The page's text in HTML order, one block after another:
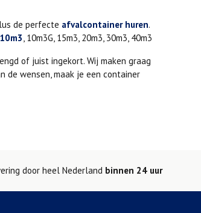
de perfecte afvalcontainer huren.
10m3, 10m3G, 15m3, 20m3, 30m3, 40m3
of juist ingekort. Wij maken graag
de wensen, maak je een container
door heel Nederland binnen 24 uur